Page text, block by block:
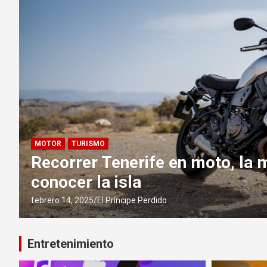
ENTRETENIMIENTO INTERNET MARKETING
Comprar seguidores en
dar un empujón inicial a tu
influencer?
diciembre 9, 2024 El Príncipe Perdido
Entretenimiento